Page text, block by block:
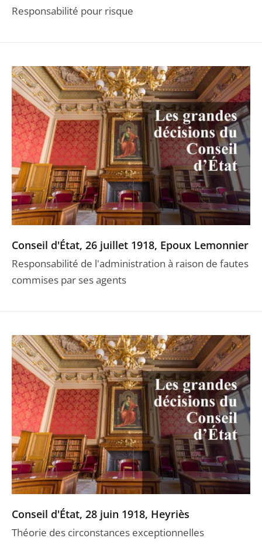
Responsabilité pour risque
Conseil d'État, 26 juillet 1918, Epoux Lemonnier
Responsabilité de l'administration à raison de fautes
commises par ses agents
Conseil d'État, 28 juin 1918, Heyriès
Théorie des circonstances exceptionnelles